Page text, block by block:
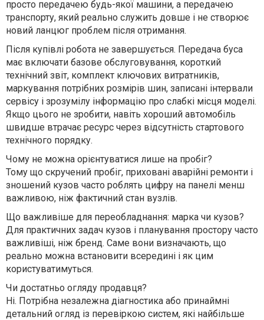
просто передачею будь-якої машини, а передачею
транспорту, який реально служить довше і не створює
новий ланцюг проблем після отримання.
Після купівлі робота не завершується. Передача буса
має включати базове обслуговування, короткий
технічний звіт, комплект ключових витратників,
маркування потрібних розмірів шин, записані інтервали
сервісу і зрозумілу інформацію про слабкі місця моделі.
Якщо цього не зробити, навіть хороший автомобіль
швидше втрачає ресурс через відсутність стартового
технічного порядку.
Чому не можна орієнтуватися лише на пробіг?
Тому що скручений пробіг, приховані аварійні ремонти і
зношений кузов часто роблять цифру на панелі менш
важливою, ніж фактичний стан вузлів.
Що важливіше для переобладнання: марка чи кузов?
Для практичних задач кузов і планування простору часто
важливіші, ніж бренд. Саме вони визначають, що
реально можна встановити всередині і як цим
користуватимуться.
Чи достатньо огляду продавця?
Ні. Потрібна незалежна діагностика або принаймні
детальний огляд із перевіркою систем, які найбільше